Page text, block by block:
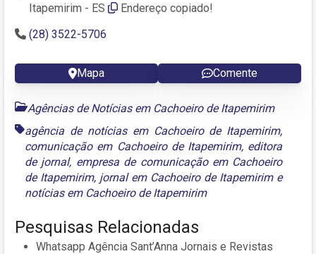
Itapemirim - ES
Endereço copiado!
(28) 3522-5706
Mapa Comente
Agências de Notícias em Cachoeiro de Itapemirim
agência de notícias em Cachoeiro de Itapemirim,
comunicação em Cachoeiro de Itapemirim, editora
de jornal, empresa de comunicação em Cachoeiro
de Itapemirim, jornal em Cachoeiro de Itapemirime
notícias em Cachoeiro de Itapemirim
Pesquisas Relacionadas
Whatsapp Agência Sant’Anna Jornais e Revistas